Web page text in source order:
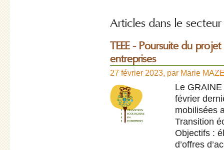
Articles dans le secteur
TEEE - Poursuite du
entreprises
27 février 2023, par Marie
Le
février
mobilisées
Transition
Objectifs :
d’offres